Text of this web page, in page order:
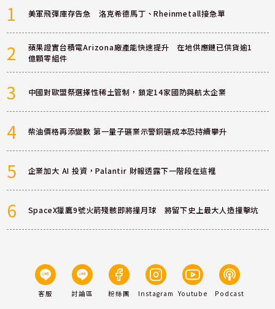
1 美軍飛彈庫存告急 洛克希德馬丁、Rheinmetall接急單
2
蘋果證實台積電Arizona廠產能快速提升 在地供應鏈已供貨逾1
億顆零組件
3 中國對歐盟祭選擇性稀土管制，鎖定14家國防與航太企業
4 柴油價格再添變數 第一量子礦業示警銅礦成本恐持續攀升
5 企業加大 AI 投資，Palantir 財報透露下一階段在這裡
6 SpaceX獵鷹9號火箭殘骸即將撞月球 將留下史上最大人造撞擊坑
客服 討論區 粉絲團 Instagram Youtube Podcast